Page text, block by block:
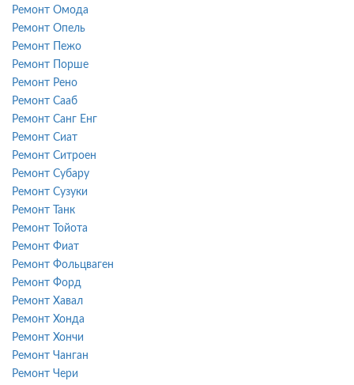
Ремонт Омода
Ремонт Опель
Ремонт Пежо
Ремонт Порше
Ремонт Рено
Ремонт Сааб
Ремонт Санг Енг
Ремонт Сиат
Ремонт Ситроен
Ремонт Субару
Ремонт Сузуки
Ремонт Танк
Ремонт Тойота
Ремонт Фиат
Ремонт Фольцваген
Ремонт Форд
Ремонт Хавал
Ремонт Хонда
Ремонт Хончи
Ремонт Чанган
Ремонт Чери